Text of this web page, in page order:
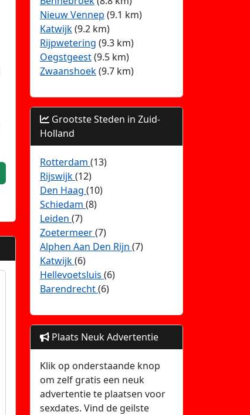
Nieuw Vennep (9.1 km)
Katwijk(9.2 km)
Rijpwetering (9.3 km)
Oegstgeest(9.5 km)
Zwaanshoek(9.7 km)
Grootste Steden in Zuid-
Holland
Rotterdam (13)
Rijswijk(12)
Den Haag (10)
Schiedam (8)
Leiden (7)
Zoetermeer(7)
Alphen Aan Den Rijn (7)
Katwijk(6)
Hellevoetsluis (6)
Barendrecht(6)
Plaats Neuk Advertentie
Klik op onderstaande knop
om zelf gratis een neuk
advertentie te plaatsen voor
sexdates. Vind de geilste